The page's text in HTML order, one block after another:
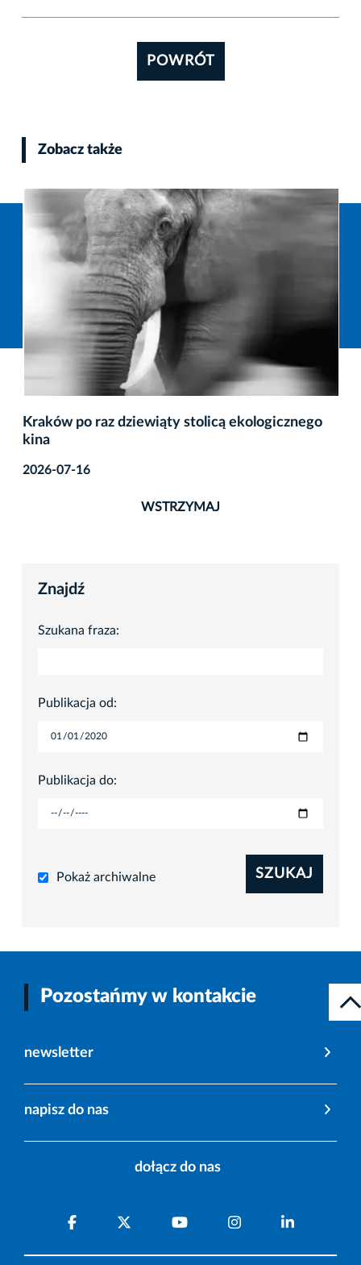
POWRÓT
Zobacz także
Kraków po raz dziewiąty stolicą ekologicznego
kina
2026-07-16
WSTRZYMAJ
Znajdź
Szukana fraza:
Publikacja od:
Publikacja do:
Pokaż archiwalne SZUKAJ
Pozostańmy w kontakcie
newsletter
napisz do nas
dołącz do nas